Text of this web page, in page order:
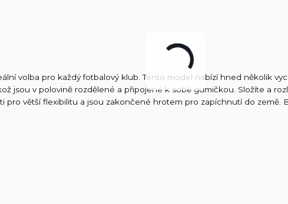
volba pro každý fotbalový klub. Tento model nabízí hned několik
jsou v polovině rozdělené a připojené k sobě gumičkou. Složíte a
pro větší flexibilitu a jsou zakončené hrotem pro zapíchnutí do země.